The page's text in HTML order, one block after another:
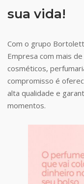
sua vida!
Com o grupo
Empresa com mais
cosméticos,
compromisso é
alta qualidade e
momentos.